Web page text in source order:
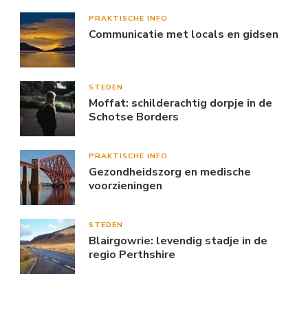
PRAKTISCHE INFO
Communicatie met locals en gidsen
STEDEN
Moffat: schilderachtig dorpje in de
Schotse Borders
PRAKTISCHE INFO
Gezondheidszorg en medische
voorzieningen
STEDEN
Blairgowrie: levendig stadje in de
regio Perthshire